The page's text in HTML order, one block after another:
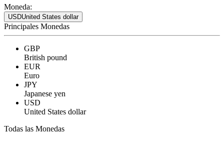
Moneda:
USDUnited States dollar
Principales Monedas
GBP
British pound
EUR
Euro
JPY
Japanese yen
USD
United States dollar
Todas las Monedas